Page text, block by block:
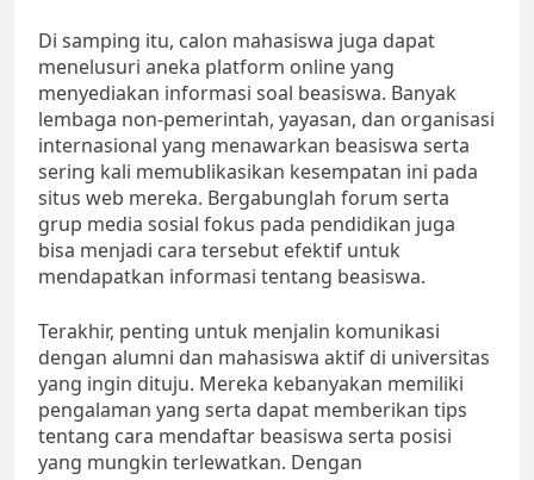
Di samping itu, calon mahasiswa juga dapat
menelusuri aneka platform online yang
menyediakan informasi soal beasiswa. Banyak
lembaga non-pemerintah, yayasan, dan organisasi
internasional yang menawarkan beasiswa serta
sering kali memublikasikan kesempatan ini pada
situs web mereka. Bergabunglah forum serta
grup media sosial fokus pada pendidikan juga
bisa menjadi cara tersebut efektif untuk
mendapatkan informasi tentang beasiswa.
Terakhir, penting untuk menjalin komunikasi
dengan alumni dan mahasiswa aktif di universitas
yang ingin dituju. Mereka kebanyakan memiliki
pengalaman yang serta dapat memberikan tips
tentang cara mendaftar beasiswa serta posisi
yang mungkin terlewatkan. Dengan